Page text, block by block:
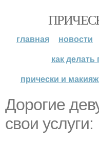
главная новости
как
прически и
Дорогие
свои услуги: